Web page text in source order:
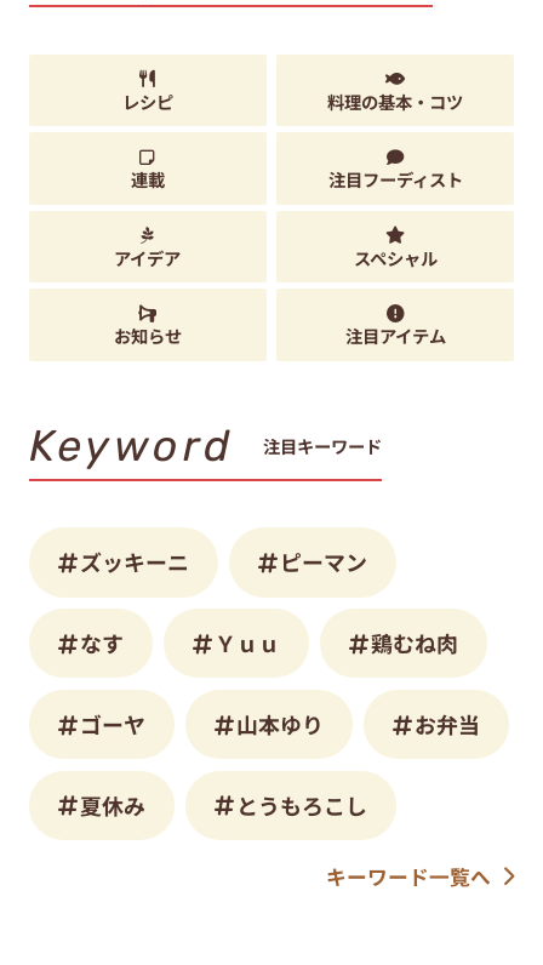
レシピ 料理の基本・コツ
連載 注目フーディスト
アイデア スペシャル
お知らせ 注目アイテム
Keyword 注目キーワード
ズッキーニ ピーマン
なす Ｙｕｕ 鶏むね肉
ゴーヤ 山本ゆり お弁当
夏休み とうもろこし
キーワード一覧へ